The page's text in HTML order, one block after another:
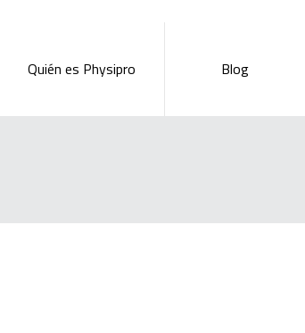
Quién es Physipro Blog